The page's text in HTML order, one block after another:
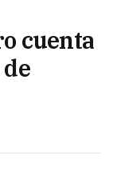
cuenta